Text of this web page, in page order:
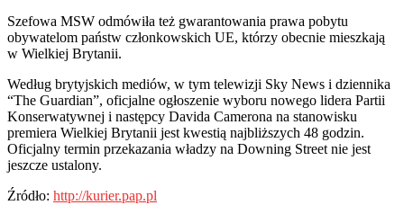
Szefowa MSW odmówiła też gwarantowania prawa pobytu
obywatelom państw członkowskich UE, którzy obecnie mieszkają
w Wielkiej Brytanii.
Według brytyjskich mediów, w tym telewizji Sky News i dziennika
“The Guardian”, oficjalne ogłoszenie wyboru nowego lidera Partii
Konserwatywnej i następcy Davida Camerona na stanowisku
premiera Wielkiej Brytanii jest kwestią najbliższych 48 godzin.
Oficjalny termin przekazania władzy na Downing Street nie jest
jeszcze ustalony.
Źródło: http://kurier.pap.pl